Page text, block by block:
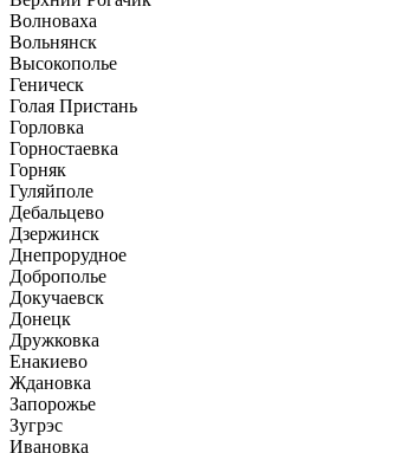
Волноваха
Вольнянск
Высокополье
Геническ
Голая Пристань
Горловка
Горностаевка
Горняк
Гуляйполе
Дебальцево
Дзержинск
Днепрорудное
Доброполье
Докучаевск
Донецк
Дружковка
Енакиево
Ждановка
Запорожье
Зугрэс
Ивановка